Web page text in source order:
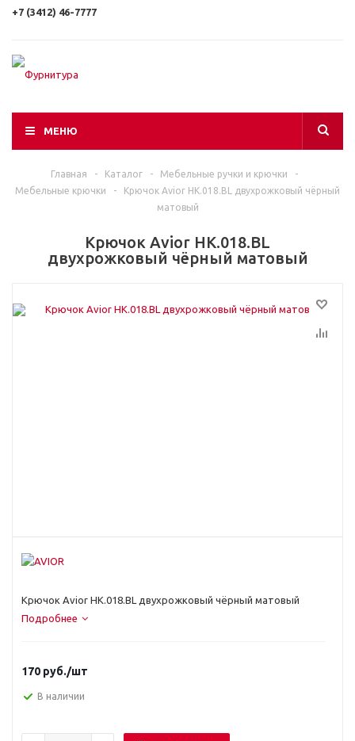
+7 (3412) 46-7777
МЕНЮ
Главная - Каталог - Мебельные ручки и крючки
-
Мебельные крючки
-
Крючок Avior HK.018.BL двухрожковый чёрный
матовый
Крючок Avior HK.018.BL
двухрожковый чёрный матовый
Крючок Avior HK.018.BL двухрожковый чёрный матовый
Подробнее
170 руб./шт
В наличии